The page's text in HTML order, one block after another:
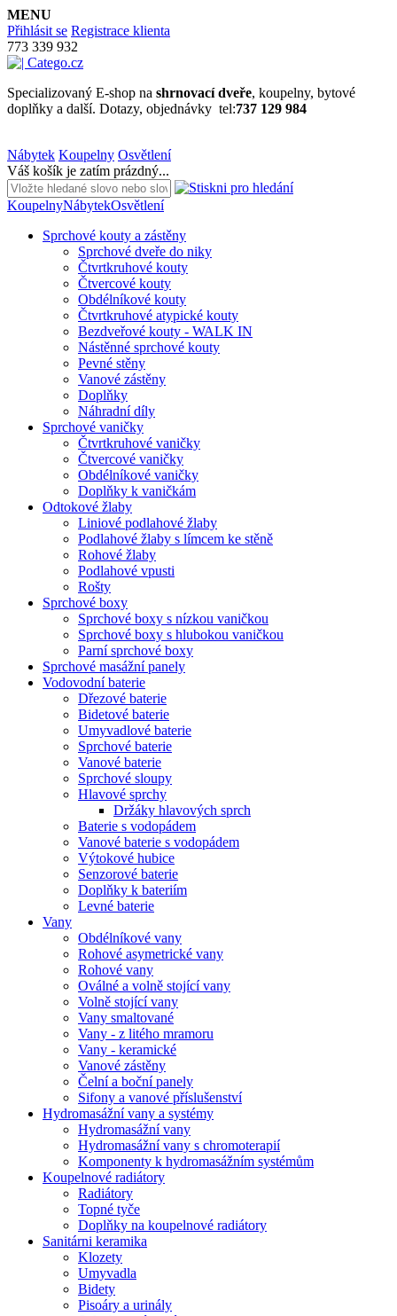
MENU
Přihlásit se Registrace klienta
773 339 932
Specializovaný E-shop na shrnovací dveře, koupelny, bytové
doplňky a další. Dotazy, objednávky tel:737 129 984
Nábytek Koupelny Osvětlení
Váš košík je zatím prázdný...
KoupelnyNábytekOsvětlení
Sprchové kouty a zástěny
Sprchové dveře do niky
Čtvrtkruhové kouty
Čtvercové kouty
Obdélníkové kouty
Čtvrtkruhové atypické kouty
Bezdveřové kouty - WALK IN
Nástěnné sprchové kouty
Pevné stěny
Vanové zástěny
Doplňky
Náhradní díly
Sprchové vaničky
Čtvrtkruhové vaničky
Čtvercové vaničky
Obdélníkové vaničky
Doplňky k vaničkám
Odtokové žlaby
Liniové podlahové žlaby
Podlahové žlaby s límcem ke stěně
Rohové žlaby
Podlahové vpusti
Rošty
Sprchové boxy
Sprchové boxy s nízkou vaničkou
Sprchové boxy s hlubokou vaničkou
Parní sprchové boxy
Sprchové masážní panely
Vodovodní baterie
Dřezové baterie
Bidetové baterie
Umyvadlové baterie
Sprchové baterie
Vanové baterie
Sprchové sloupy
Hlavové sprchy
Držáky hlavových sprch
Baterie s vodopádem
Vanové baterie s vodopádem
Výtokové hubice
Senzorové baterie
Doplňky k bateriím
Levné baterie
Vany
Obdélníkové vany
Rohové asymetrické vany
Rohové vany
Oválné a volně stojící vany
Volně stojící vany
Vany smaltované
Vany - z litého mramoru
Vany - keramické
Vanové zástěny
Čelní a boční panely
Sifony a vanové příslušenství
Hydromasážní vany a systémy
Hydromasážní vany
Hydromasážní vany s chromoterapií
Komponenty k hydromasážním systémům
Koupelnové radiátory
Radiátory
Topné tyče
Doplňky na koupelnové radiátory
Sanitárni keramika
Klozety
Umyvadla
Bidety
Pisoáry a urinály